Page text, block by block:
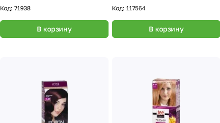
русый
Код: 71938
В корзину
Код: 117564
В корзину